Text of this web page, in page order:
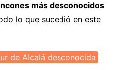
más desconocidos
lo que sucedió en este
de Alcalá desconocida